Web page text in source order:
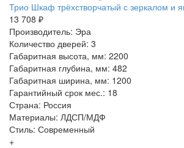
Трио Шкаф трёхстворчатый с зеркалом и
13 708 ₽
Производитель: Эра
Количество дверей: 3
Габаритная высота, мм: 2200
Габаритная глубина, мм: 482
Габаритная ширина, мм: 1200
Гарантийный срок мес.: 18
Страна: Россия
Материалы: ЛДСП/МДФ
Стиль: Современный
+